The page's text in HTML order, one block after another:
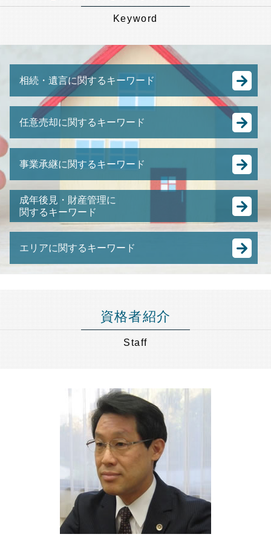
Keyword
相続・遺言に関するキーワード
相続税 葬儀 費用
相続人 連絡 取れない
居住権 子供
相続税 基礎控除 生命保険
公正証書遺言 もめる
遺言書 公正証書
遺言書 法務局
遺言書 認知症
相続税 確定申告
相続人 調査 費用
銀行 死亡 手続き
ゆうちょ 銀行 相続
アパート 相続
任意売却に関するキーワード
任意売却 買い手がつかない
住宅ローン 売却
不動産 競売
任意売却 費用
抵当 物件
任意売却 メリット
任意売却 流れ
事業承継に関するキーワード
事業承継 節税
株式 の 譲渡
日本 m&a
特定承継 とは
株式譲渡 手続き
中小企業庁 事業承継
有限会社 事業承継
事業承継 後継者
中小企業 合併
事業譲渡 会社分割 違い
成年後見・財産管理に
関するキーワード
成年後見人
成年後見制度
成年後見人 になるには
認知症 預金管理
親 後見人 になるには
任意 後見人 できること
後見人 財産管理
親の 財産管理
後見 とは
認知症 後見人
エリアに関するキーワード
不動産相続 港区 弁護士 相談
成年後見 品川区 弁護士 相談
遺言書作成 埼玉県 弁護士 相談
遺言書作成 港区 弁護士 相談
遺言書作成 千葉県 弁護士 相談
財産管理 品川区 弁護士 相談
相続 世田谷区 弁護士 相談
事業承継 埼玉県 弁護士 相談
相続 節税 世田谷区 弁護士 相談
相続 節税 千葉県 弁護士 相談
成年後見 港区 弁護士 相談
相続 埼玉県 弁護士 相談
成年後見 神奈川県 弁護士 相談
財産管理 千葉県 弁護士 相談
任意売却 神奈川県 弁護士 相談
資格者紹介
Staff